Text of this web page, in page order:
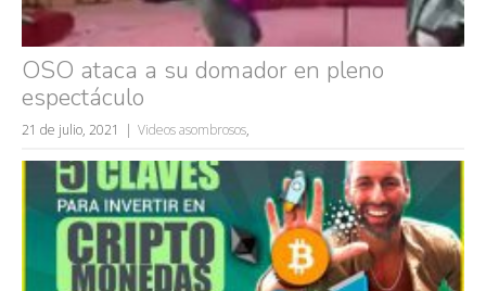
rusos
caídas
fails
OSO ataca a su domador en pleno
espectáculo
21 de julio, 2021 Videos asombrosos,